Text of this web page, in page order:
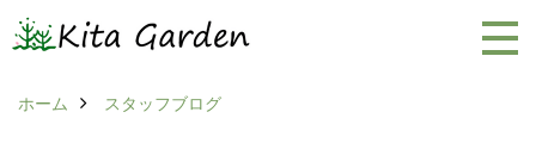
ホーム スタッフブログ